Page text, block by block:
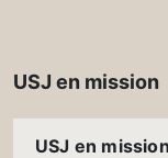
USJ en mission
USJ en